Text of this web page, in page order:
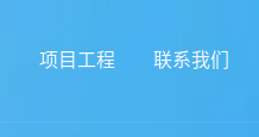
项目工程 联系我们